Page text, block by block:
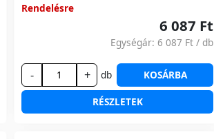
Rendelésre
6 087 Ft
Egységár: 6 087 Ft / db
- + db KOSÁRBA
RÉSZLETEK